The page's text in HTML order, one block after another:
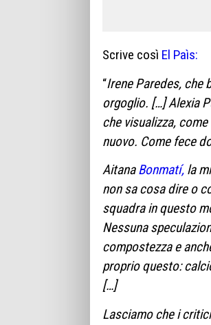
Scrive così El Paìs:
“Irene Paredes, che
orgoglio. […]Alexia
che visualizza,
nuovo. Come fece
AitanaBonmatí, la
non sa cosa dire o
squadra in questo
Nessuna
compostezza e
proprio questo:
[…]
Lasciamo che i